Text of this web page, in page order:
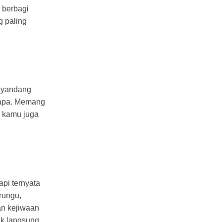
paling
Memang
juga
ternyata
kejiwaan